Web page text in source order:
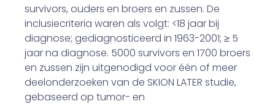
survivors, ouders en broers en zussen. De
inclusiecriteria waren als volgt: <18 jaar bij
diagnose; gediagnosticeerd in 1963-2001; ≥ 5
jaar na diagnose. 5000 survivors en 1700 broers
en zussen zijn uitgenodigd voor één of meer
deelonderzoeken van de SKION LATER studie,
gebaseerd op tumor- en